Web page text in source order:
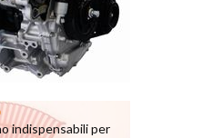
indispensabili per